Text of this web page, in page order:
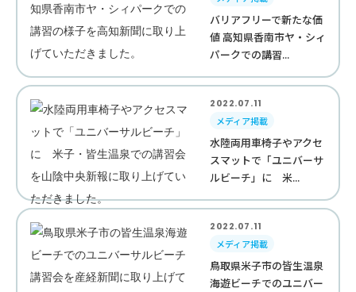
バリアフリーで新たな価
値 高知県香南市ヤ・シィ
パークでの講習...
2022.07.11
メディア掲載
水陸両用車椅子やアクセ
スマットで「ユニバーサ
ルビーチ」に 米...
2022.07.11
メディア掲載
鳥取県米子市の皆生温泉
海遊ビーチでのユニバー